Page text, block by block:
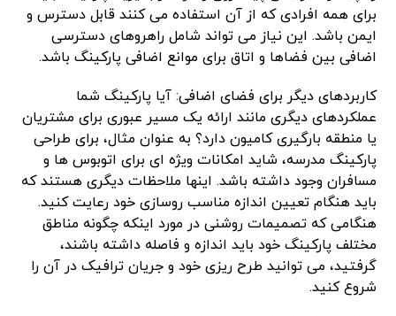
برای همه افرادی که از آن استفاده می کنند قابل دسترس و
ایمن باشد. این نیاز می تواند شامل راهروهای دسترسی
اضافی بین فضاها و اتاق برای موانع اضافی پارکینگ باشد.
کاربردهای دیگر برای فضای اضافی: آیا پارکینگ شما
عملکردهای دیگری مانند ارائه یک مسیر عبوری برای مشتریان
یا منطقه بارگیری کامیون دارد؟ به عنوان مثال، برای طراحی
پارکینگ مدرسه، شاید امکانات ویژه ای برای اتوبوس ها و
مسافران وجود داشته باشد. اینها ملاحظات دیگری هستند که
باید هنگام تعیین اندازه مناسب روسازی خود رعایت کنید.
هنگامی که تصمیمات روشنی در مورد اینکه چگونه مناطق
مختلف پارکینگ خود باید اندازه و فاصله داشته باشند،
گرفتید، می توانید طرح ریزی خود و جریان ترافیک در آن را
شروع کنید.